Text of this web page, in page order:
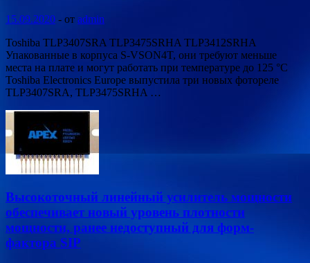
15.09.2020 - от admin
Toshiba TLP3407SRA TLP3475SRHA TLP3412SRHA
Упакованные в корпуса S-VSON4T, они требуют меньше
места на плате и могут работать при температуре до 125 °C
Toshiba Electronics Europe выпустила три новых фотореле
TLP3407SRA, TLP3475SRHA …
Высокоточный линейный усилитель мощности
обеспечивает новый уровень плотности
мощности, ранее недоступный для форм-
фактора SIP